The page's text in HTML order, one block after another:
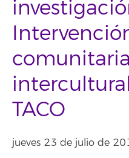
comunitaria
TACO
jueves 23 de julio de